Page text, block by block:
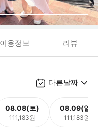
이용정보 리뷰
다른날짜
08.08(토)
111,183원
08.09(일)
111,183원